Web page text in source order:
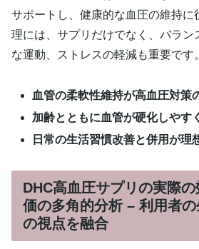
サポートし、健康的な血圧の維持に
理には、サプリだけでなく、バラン
な運動、ストレスの軽減も重要です。
血管の柔軟性維持が高血圧対策
加齢とともに血管が硬化しやす
日常の生活習慣改善と併用が理
DHC高血圧サプリの実際
価の多角的分析 – 利用者
の視点を融合